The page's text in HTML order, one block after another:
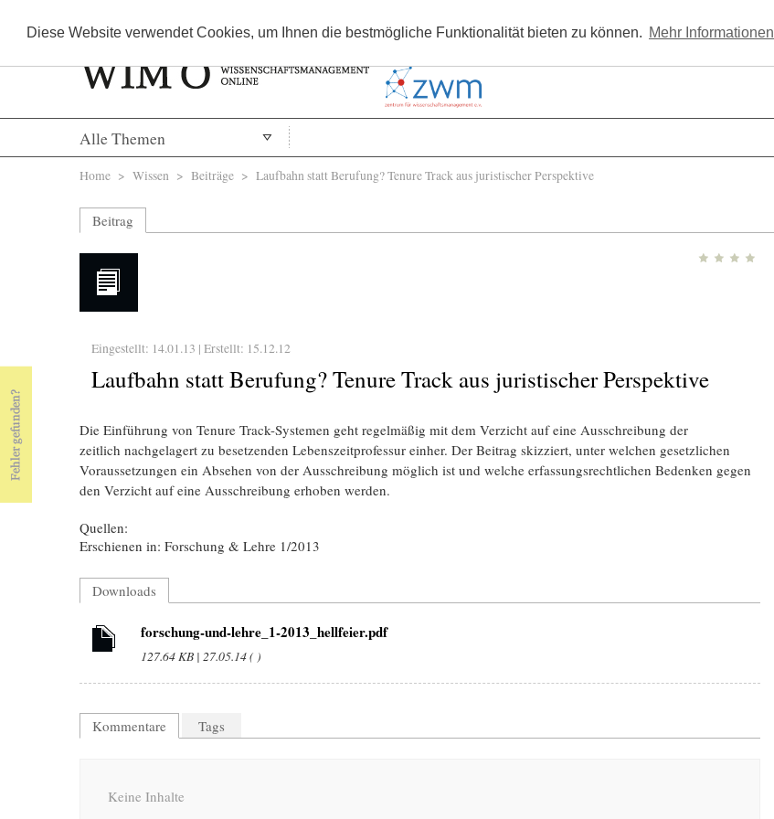
Diese Website verwendet Cookies, um Ihnen die bestmögliche Funktionalität bieten zu können. Mehr Informationen
Kostenlos registrieren
Alle Themen
Sie sind hier
Home > Wissen > Beiträge > Laufbahn statt Berufung? Tenure Track aus juristischer Perspektive
Beitrag
Eingestellt: 14.01.13 | Erstellt: 15.12.12
Laufbahn statt Berufung? Tenure Track aus juristischer Perspektive
Die Einführung von Tenure Track-Systemen geht regelmäßig mit dem Verzicht auf eine Ausschreibung der
zeitlich nachgelagert zu besetzenden Lebenszeitprofessur einher. Der Beitrag skizziert, unter welchen gesetzlichen
Voraussetzungen ein Absehen von der Ausschreibung möglich ist und welche erfassungsrechtlichen Bedenken gegen
den Verzicht auf eine Ausschreibung erhoben werden.
Quellen:
Erschienen in: Forschung & Lehre 1/2013
Downloads
forschung-und-lehre_1-2013_hellfeier.pdf
127.64 KB | 27.05.14 ( )
Kommentare Tags
Keine Inhalte